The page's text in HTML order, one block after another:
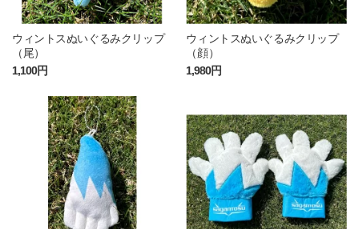
ウィントスぬいぐるみクリップ
（尾）
1,100円
ウィントスぬいぐるみクリップ
（顔）
1,980円